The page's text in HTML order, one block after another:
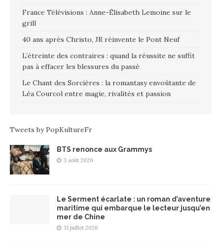
France Télévisions : Anne-Élisabeth Lemoine sur le
grill
40 ans après Christo, JR réinvente le Pont Neuf
L’étreinte des contraires : quand la réussite ne suffit
pas à effacer les blessures du passé
Le Chant des Sorcières : la romantasy envoûtante de
Léa Courcol entre magie, rivalités et passion
Tweets by PopKultureFr
BTS renonce aux Grammys
3 août 2026
Le Serment écarlate : un roman d’aventure
maritime qui embarque le lecteur jusqu’en
mer de Chine
31 juillet 2026